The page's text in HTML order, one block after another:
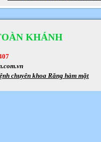
KHÁNH
chuyên khoa Răng hàm mặt